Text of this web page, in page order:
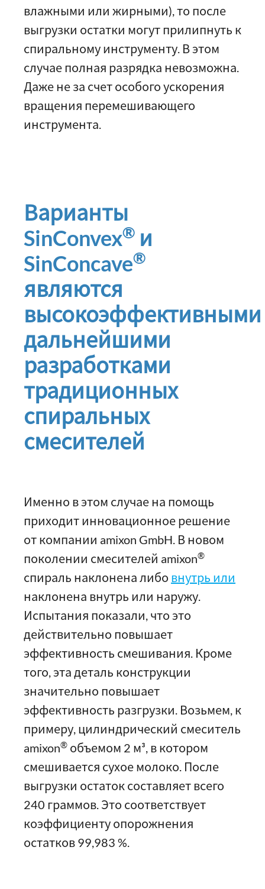
влажными или жирными), то после
выгрузки остатки могут прилипнуть к
спиральному инструменту. В этом
случае полная разрядка невозможна.
Даже не за счет особого ускорения
вращения перемешивающего
инструмента.
Варианты
SinConvex® и
SinConcave®
являются
высокоэффективными
дальнейшими
разработками
традиционных
спиральных
смесителей
Именно в этом случае на помощь
приходит инновационное решение
от компании amixon GmbH. В новом
поколении смесителей amixon®
спираль наклонена либо внутрь или
наклонена внутрь или наружу.
Испытания показали, что это
действительно повышает
эффективность смешивания. Кроме
того, эта деталь конструкции
значительно повышает
эффективность разгрузки. Возьмем, к
примеру, цилиндрический смеситель
amixon® объемом 2 м³, в котором
смешивается сухое молоко. После
выгрузки остаток составляет всего
240 граммов. Это соответствует
коэффициенту опорожнения
остатков 99,983 %.